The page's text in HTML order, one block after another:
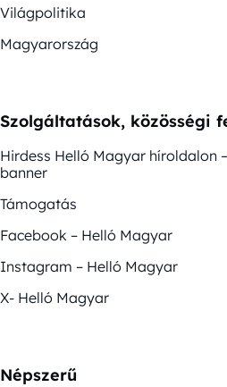
Világpolitika
Magyarország
Szolgáltatások, közösségi
Hirdess Helló Magyar híroldalon
banner
Támogatás
Facebook – Helló Magyar
Instagram – Helló Magyar
X- Helló Magyar
Népszerű